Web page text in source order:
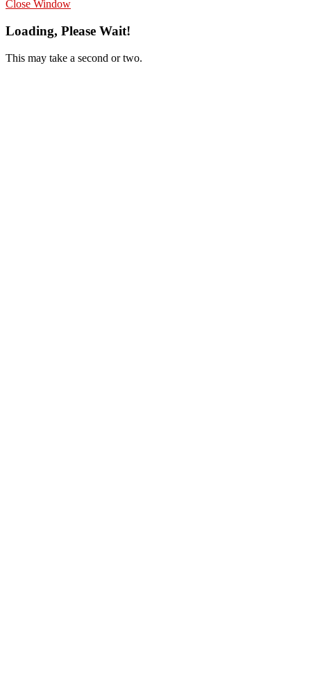
Close Window
Loading, Please Wait!
This may take a second or two.